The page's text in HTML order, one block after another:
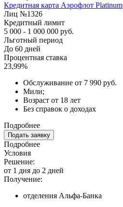
Кредитная карта Аэрофлот Platinum
Лиц №1326
Кредитный лимит
5 000 - 1 000 000 руб.
Льготный период
До 60 дней
Процентная ставка
23,99%
Обслуживание от 7 990 руб.
Мили;
Возраст от 18 лет
Без справок о доходах
Подробнее
Подать заявку
Подробнее
Условия
Решение:
от 1 дня до 2 дней
Получение:
отделения Альфа-Банка